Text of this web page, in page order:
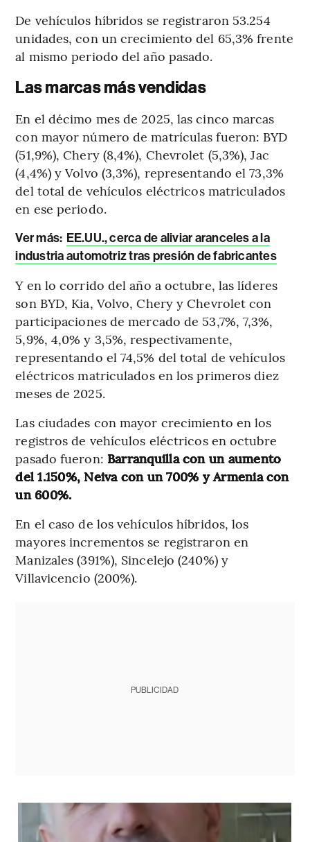
De vehículos híbridos se registraron 53.254
unidades, con un crecimiento del 65,3% frente
al mismo periodo del año pasado.
Las marcas más vendidas
En el décimo mes de 2025, las cinco marcas
con mayor número de matrículas fueron: BYD
(51,9%), Chery (8,4%), Chevrolet (5,3%), Jac
(4,4%) y Volvo (3,3%), representando el 73,3%
del total de vehículos eléctricos matriculados
en ese periodo.
Ver más: EE.UU., cerca de aliviar aranceles a la
industria automotriz tras presión de fabricantes
Y en lo corrido del año a octubre, las líderes
son BYD, Kia, Volvo, Chery y Chevrolet con
participaciones de mercado de 53,7%, 7,3%,
5,9%, 4,0% y 3,5%, respectivamente,
representando el 74,5% del total de vehículos
eléctricos matriculados en los primeros diez
meses de 2025.
Las ciudades con mayor crecimiento en los
registros de vehículos eléctricos en octubre
pasado fueron: Barranquilla con un aumento
del 1.150%, Neiva con un 700% y Armenia con
un 600%.
En el caso de los vehículos híbridos, los
mayores incrementos se registraron en
Manizales (391%), Sincelejo (240%) y
Villavicencio (200%).
PUBLICIDAD